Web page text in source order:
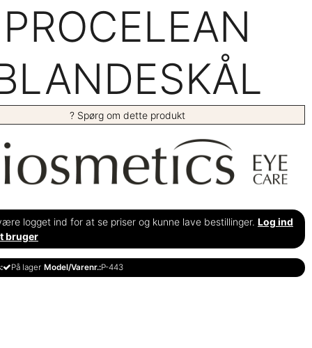
PROCELEAN
? Spørg om dette produkt
logget ind for at se priser og kunne lave bestillinger. Log ind
bruger
På lager Model/Varenr.:P-443